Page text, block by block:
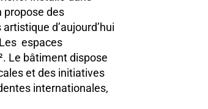
propose des
d’aujourd’hui
espaces
Le bâtiment dispose
et des initiatives
internationales,